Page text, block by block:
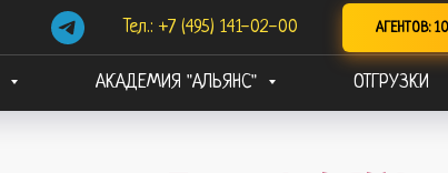
Тел.: +7 (495) 141-02-00 АГЕНТОВ:
АКАДЕМИЯ "АЛЬЯНС" ОТГРУЗКИ